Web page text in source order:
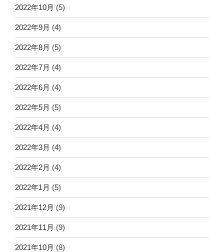
2022年10月 (5)
2022年9月 (4)
2022年8月 (5)
2022年7月 (4)
2022年6月 (4)
2022年5月 (5)
2022年4月 (4)
2022年3月 (4)
2022年2月 (4)
2022年1月 (5)
2021年12月 (9)
2021年11月 (9)
2021年10月 (8)